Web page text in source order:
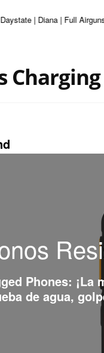
| Diana | Full
Phones: ¡La
de agua,